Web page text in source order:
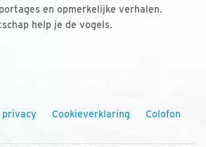
en opmerkelijke verhalen.
help je de vogels.
privacy Cookieverklaring Colofon